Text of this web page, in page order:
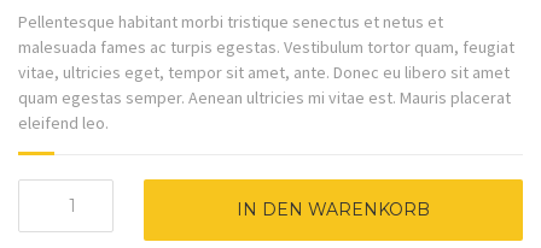
Pellentesque habitant morbi tristique senectus et netus et
malesuada fames ac turpis egestas. Vestibulum tortor quam, feugiat
vitae, ultricies eget, tempor sit amet, ante. Donec eu libero sit amet
quam egestas semper. Aenean ultricies mi vitae est. Mauris placerat
eleifend leo.
IN DEN WARENKORB